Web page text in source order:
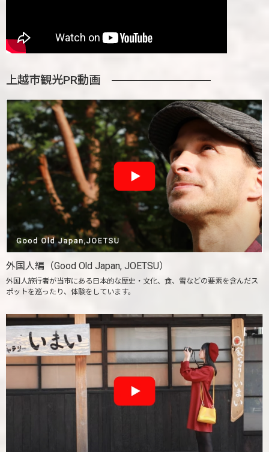
上越市観光PR動画
外国人編（Good Old Japan, JOETSU）
外国人旅行者が当市にある日本的な歴史・文化、食、雪などの要素を含んだス
ポットを巡ったり、体験をしています。